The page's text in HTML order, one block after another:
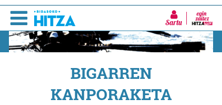
Sartu
BIGARREN
KANPORAKETA